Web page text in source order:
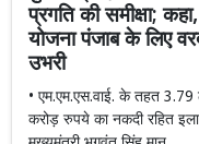
प्रगति की समीक्षा;
योजना पंजाब के लिए
उभरी
• एम.एम.एस.वाई. के तहत
करोड़ रुपये का नकदी रहित